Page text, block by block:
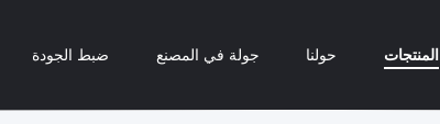
المنتجات حولنا جولة في المصنع ضبط الجودة